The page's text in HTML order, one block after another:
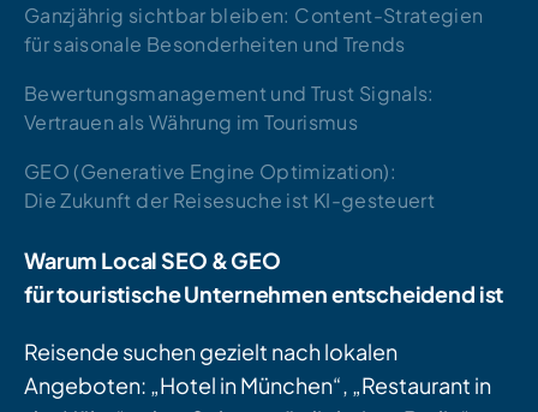
Ganzjährig sichtbar bleiben: Content-Strategien
für saisonale Besonderheiten und Trends
Bewertungsmanagement und Trust Signals:
Vertrauen als Währung im Tourismus
GEO (Generative Engine Optimization):
Die Zukunft der Reisesuche ist KI-gesteuert
Warum Local SEO & GEO
für touristische Unternehmen entscheidend ist
Reisende suchen gezielt nach lokalen
Angeboten: „Hotel in München“, „Restaurant in